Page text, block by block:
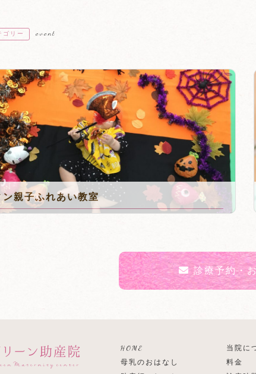
ゴリー event
ン親子ふれあい教室
診療予約・
HOME 当院に
母乳のおはなし
料金